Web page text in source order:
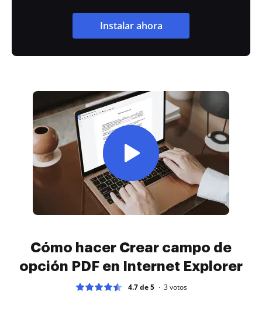
Instalar ahora
Cómo hacer Crear campo de
opción PDF en Internet Explorer
4.7 de 5 3votos